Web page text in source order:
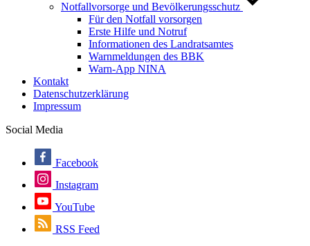
Notfallvorsorge und Bevölkerungsschutz
Für den Notfall vorsorgen
Erste Hilfe und Notruf
Informationen des Landratsamtes
Warnmeldungen des BBK
Warn-App NINA
Kontakt
Datenschutzerklärung
Impressum
Social Media
Facebook
Instagram
YouTube
RSS Feed